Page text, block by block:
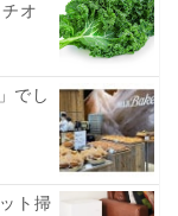
オ
でし
ト掃